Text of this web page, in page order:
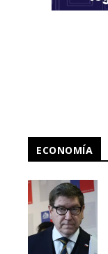
ECONOMÍA